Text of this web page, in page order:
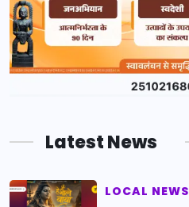
Latest News
LOCAL NEWS